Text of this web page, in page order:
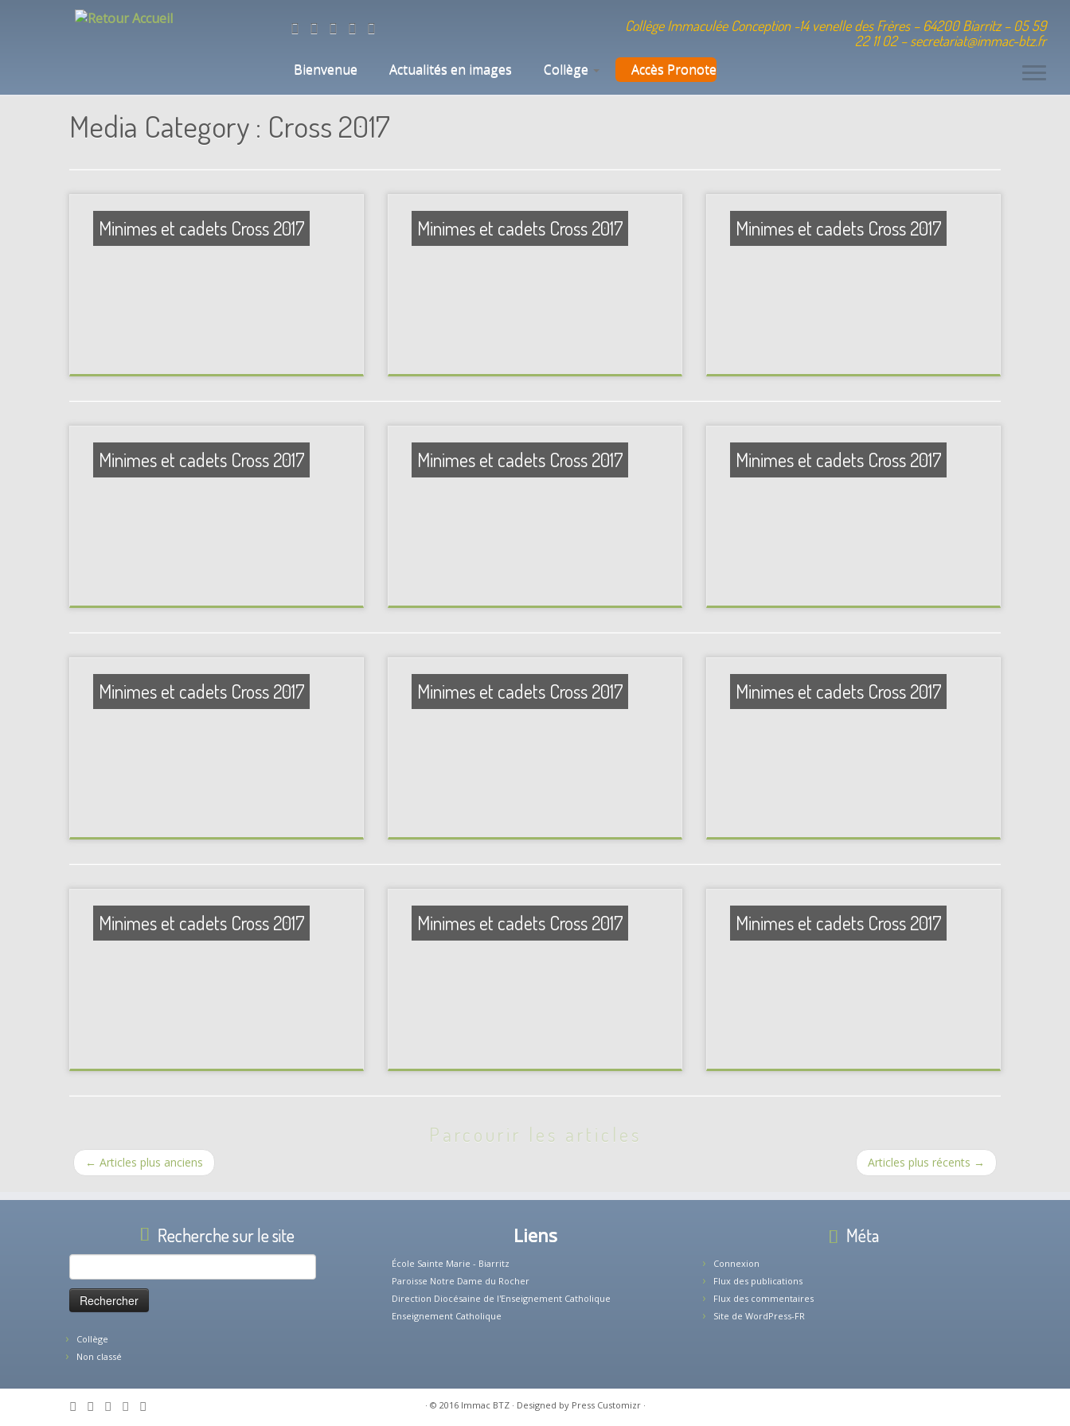
Collège Immaculée Conception -14 venelle des Frères – 64200 Biarritz – 05 59
22 11 02 – secretariat@immac-btz.fr
Bienvenue
Actualités en images Collège Accès Pronote
Media Category : Cross 2017
Minimes et cadets Cross 2017 Minimes et cadets Cross 2017 Minimes et cadets Cross 2017
Minimes et cadets Cross 2017 Minimes et cadets Cross 2017 Minimes et cadets Cross 2017
Minimes et cadets Cross 2017 Minimes et cadets Cross 2017 Minimes et cadets Cross 2017
Minimes et cadets Cross 2017 Minimes et cadets Cross 2017 Minimes et cadets Cross 2017
Parcourir les articles
← Articles plus anciens Articles plus récents →
Recherche sur le site
Rechercher :
Collège
Non classé
Liens
École Sainte Marie - Biarritz
Paroisse Notre Dame du Rocher
Direction Diocésaine de l'Enseignement Catholique
Enseignement Catholique
Méta
Connexion
Flux des publications
Flux des commentaires
Site de WordPress-FR
· © 2016 Immac BTZ· Designed by Press Customizr·